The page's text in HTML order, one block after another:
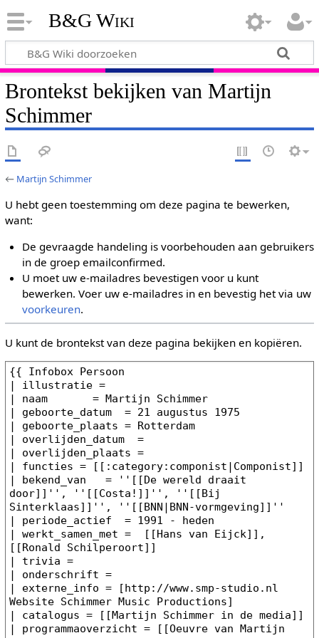
B&G Wiki
Brontekst bekijken van Martijn
Schimmer
← Martijn Schimmer
U hebt geen toestemming om deze pagina te bewerken,
want:
De gevraagde handeling is voorbehouden aan gebruikers
in de groep emailconfirmed.
U moet uw e-mailadres bevestigen voor u kunt
bewerken. Voer uw e-mailadres in en bevestig het via uw
voorkeuren.
U kunt de brontekst van deze pagina bekijken en kopiëren.